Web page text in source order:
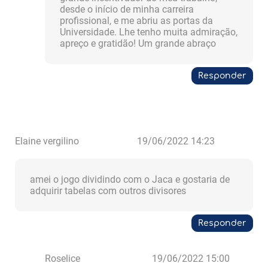
desde o início de minha carreira
profissional, e me abriu as portas da
Universidade. Lhe tenho muita admiração,
apreço e gratidão! Um grande abraço
Responder
Elaine vergilino 19/06/2022 14:23
amei o jogo dividindo com o Jaca e gostaria de
adquirir tabelas com outros divisores
Responder
Roselice 19/06/2022 15:00